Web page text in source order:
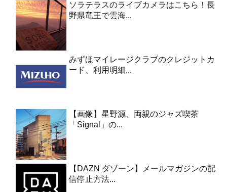
ソラテラスのライブカメラはこちら！長
野県竜王で雲海...
みずほマイレージクラブのクレジットカ
ード、利用明細...
【画像】星野源、両親のジャズ喫茶
「Signal」の...
【DAZN ダゾーン】メールマガジンの配
信停止方法...